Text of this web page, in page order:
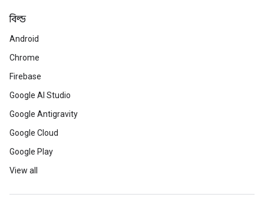
বিল্ড
Android
Chrome
Firebase
Google AI Studio
Google Antigravity
Google Cloud
Google Play
View all